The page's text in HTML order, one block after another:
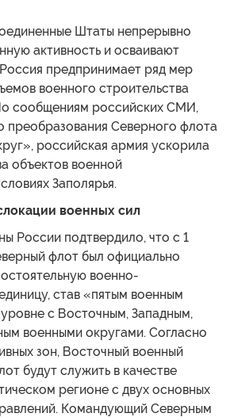
Штаты непрерывно
активность и осваивают
предпринимает ряд мер
военного строительства
сообщениям российских СМИ,
преобразования Северного флота
российская армия ускорила
объектов военной
Заполярья.
военных сил
России подтвердило, что с 1
флот был официально
военно-
став «пятым военным
с Восточным, Западным,
военными округами. Согласно
зон, Восточный военный
будут служить в качестве
регионе с двух основных
Командующий Северным